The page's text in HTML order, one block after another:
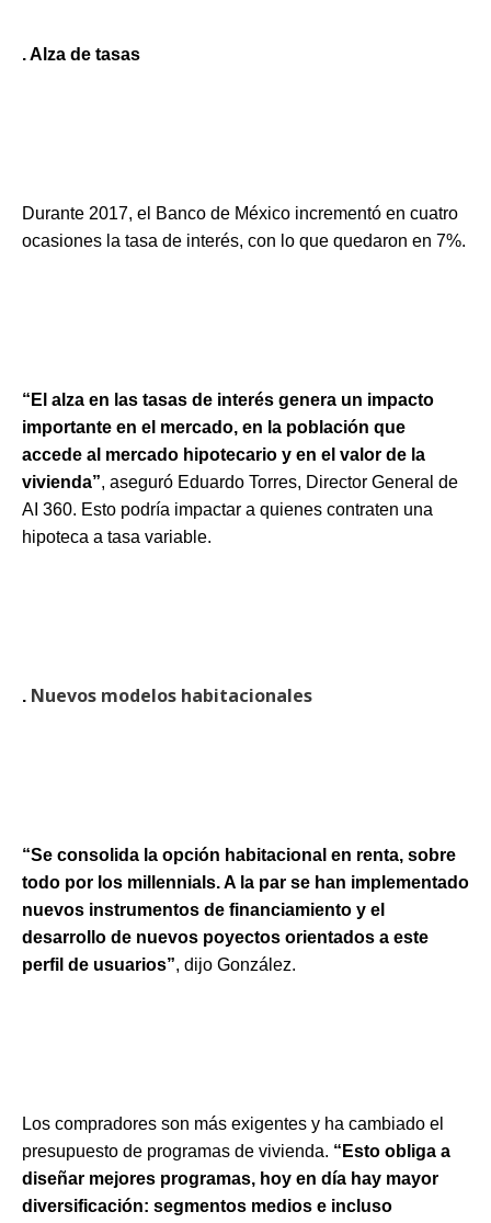
. Alza de tasas
Durante 2017, el Banco de México incrementó en cuatro
ocasiones la tasa de interés, con lo que quedaron en 7%.
“El alza en las tasas de interés genera un impacto
importante en el mercado, en la población que
accede al mercado hipotecario y en el valor de la
vivienda”, aseguró Eduardo Torres, Director General de
AI 360. Esto podría impactar a quienes contraten una
hipoteca a tasa variable.
. Nuevos modelos habitacionales
“Se consolida la opción habitacional en renta, sobre
todo por los millennials. A la par se han implementado
nuevos instrumentos de financiamiento y el
desarrollo de nuevos poyectos orientados a este
perfil de usuarios”, dijo González.
Los compradores son más exigentes y ha cambiado el
presupuesto de programas de vivienda. “Esto obliga a
diseñar mejores programas, hoy en día hay mayor
diversificación: segmentos medios e incluso